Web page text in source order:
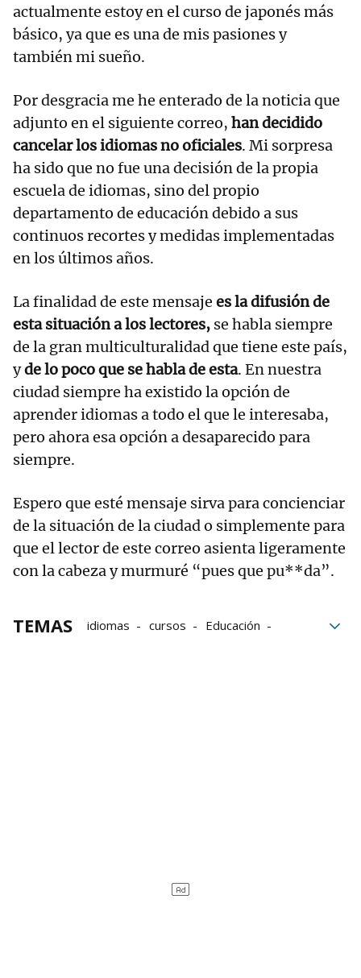
actualmente estoy en el curso de japonés más
básico, ya que es una de mis pasiones y
también mi sueño.
Por desgracia me he enterado de la noticia que
adjunto en el siguiente correo, han decidido
cancelar los idiomas no oficiales. Mi sorpresa
ha sido que no fue una decisión de la propia
escuela de idiomas, sino del propio
departamento de educación debido a sus
continuos recortes y medidas implementadas
en los últimos años.
La finalidad de este mensaje es la difusión de
esta situación a los lectores, se habla siempre
de la gran multiculturalidad que tiene este país,
yde lo poco que se habla de esta. En nuestra
ciudad siempre ha existido la opción de
aprender idiomas a todo el que le interesaba,
pero ahora esa opción a desaparecido para
siempre.
Espero que esté mensaje sirva para concienciar
de la situación de la ciudad o simplemente para
que el lector de este correo asienta ligeramente
con la cabeza y murmuré “pues que pu**da”.
TEMAS idiomas cursos
Educación